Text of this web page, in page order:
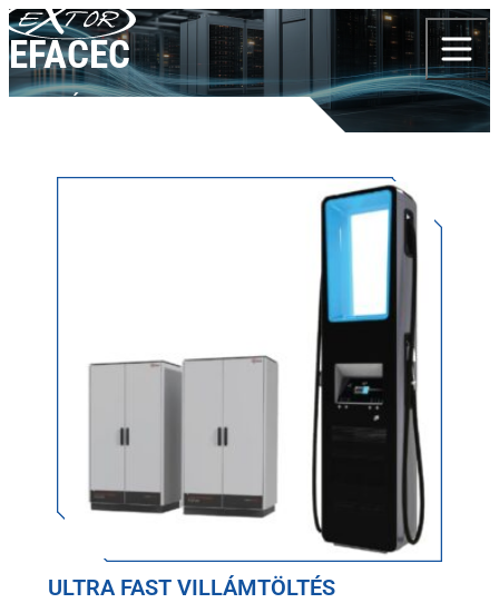
Skip to content
EFACEC
TERMÉKEK EFACEC
ULTRA FAST VILLÁMTÖLTÉS